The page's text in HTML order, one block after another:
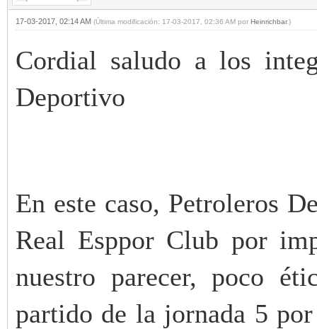
17-03-2017, 02:14 AM (Última modificación: 17-03-2017, 02:36 AM por Heinrichbar.)
Cordial saludo a los
Deportivo
En este caso, Petroleros
Real Esppor Club por
nuestro parecer, poco
partido de la jornada 5